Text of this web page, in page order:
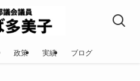
政策 実績 ブログ